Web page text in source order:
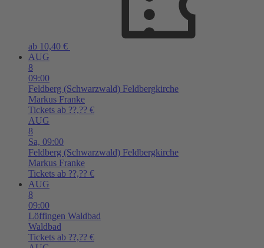
ab 10,40 €
AUG
8
09:00
Feldberg (Schwarzwald) Feldbergkirche
Markus Franke
Tickets ab ??,?? €
AUG
8
Sa, 09:00
Feldberg (Schwarzwald) Feldbergkirche
Markus Franke
Tickets ab ??,?? €
AUG
8
09:00
Löffingen Waldbad
Waldbad
Tickets ab ??,?? €